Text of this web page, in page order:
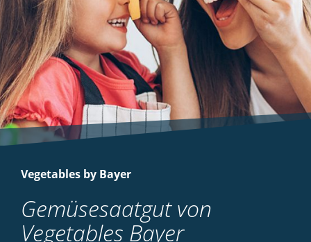
Vegetables by Bayer
Gemüsesaatgut von
Vegetables Bayer